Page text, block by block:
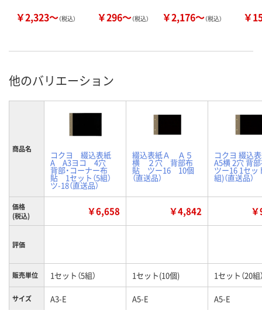
￥2,323～（税込） ￥296～（税込） ￥2,176～（税込） ￥
他のバリエーション
商品名
コクヨ 綴込表紙
A A3ヨコ 4穴
背部・コーナー布
貼 1セット（5組）
ツ-18（直送品）
綴込表紙Ａ Ａ５
横 ２穴 背部布
貼 ツー16 10個
（直送品）
コクヨ 綴込
A5横 2穴 背
ツー16 1セッ
組)（直送品）
価格
(税込)
￥6,658 ￥4,842
評価
販売単位 1セット（5組） 1セット(10個) 1セット（20組
サイズ A3-E A5-E A5-E